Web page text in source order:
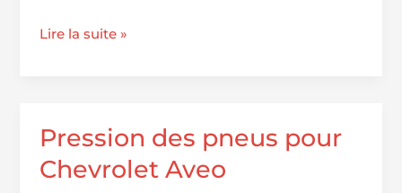
Top
agricoles
pour
Lire la suite »
Pression des pneus pour
Chevrolet Aveo